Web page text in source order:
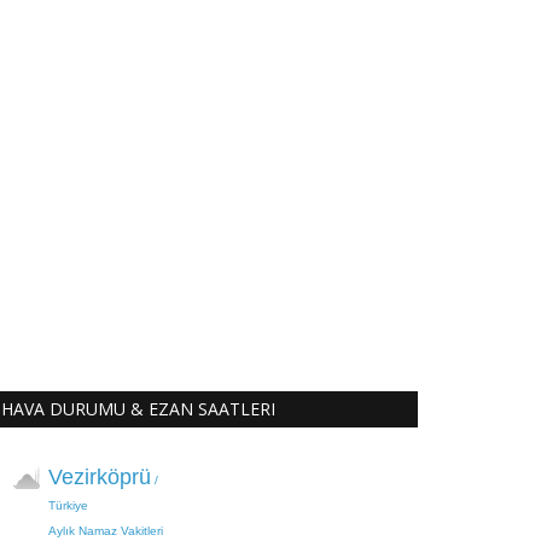
HAVA DURUMU & EZAN SAATLERI